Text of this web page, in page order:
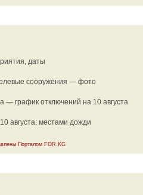
даты
сооружения — фото
— график отключений на 10 августа
августа: местами дожди
Порталом FOR.KG